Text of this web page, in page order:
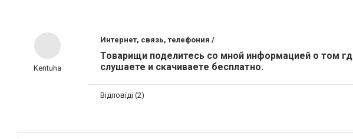
Kentuha
Интернет, связь, телефония /
Товарищи поделитесь со мной информацией о том
слушаете и скачиваете бесплатно.
Відповіді (2)